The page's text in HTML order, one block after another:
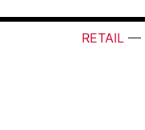
RETAIL —